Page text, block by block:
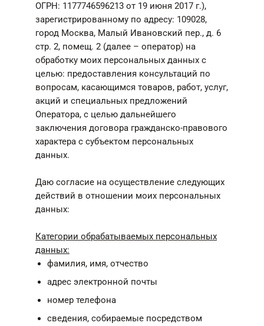
ОГРН: 1177746596213 от 19 июня 2017 г.),
зарегистрированному по адресу: 109028,
город Москва, Малый Ивановский пер., д. 6
стр. 2, помещ. 2 (далее – оператор) на
обработку моих персональных данных с
целью: предоставления консультаций по
вопросам, касающимся товаров, работ, услуг,
акций и специальных предложений
Оператора, с целью дальнейшего
заключения договора гражданско-правового
характера с субъектом персональных
данных.
Даю согласие на осуществление следующих
действий в отношении моих персональных
данных:
Категории обрабатываемых персональных
данных:
фамилия, имя, отчество
адрес электронной почты
номер телефона
сведения, собираемые посредством